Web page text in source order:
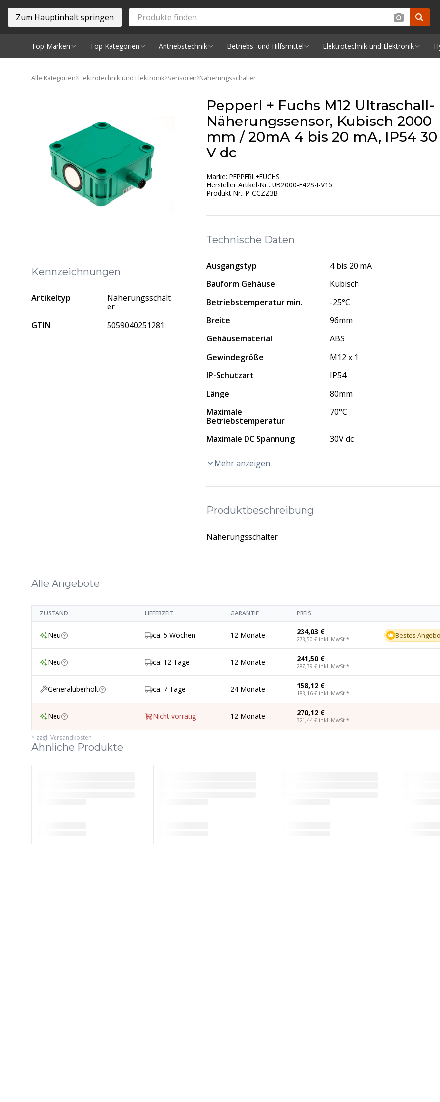
Zum Hauptinhalt springen
Top Marken Top Kategorien Antriebstechnik Betriebs- und Hilfsmittel Elektrotechnik und Elektronik
Alle Kategorien Elektrotechnik und Elektronik Sensoren Näherungsschalter
Pepperl + Fuchs M12 Ultraschall-
Näherungssensor, Kubisch 2000
mm / 20mA 4 bis 20 mA, IP54 30
V dc
Marke:PEPPERL+FUCHS
Hersteller Artikel-Nr.:UB2000-F42S-I-V15
Produkt-Nr.:P-CCZZ3B
Technische Daten
Ausgangstyp
4 bis 20 mA
Bauform Gehäuse
Kubisch
Betriebstemperatur min.
-25°C
Breite
96mm
Gehäusematerial
ABS
Gewindegröße
M12 x 1
IP-Schutzart
IP54
Länge
80mm
Maximale
Betriebstemperatur
70°C
Maximale DC Spannung 30V dc
Mehr anzeigen
Produktbeschreibung
Näherungsschalter
Kennzeichnungen
Artikeltyp
Näherungsschalt
er
GTIN
5059040251281
Alle Angebote
ZUSTAND LIEFERZEIT GARANTIE PREIS
Neu ca. 5 Wochen 12 Monate 234,03 €
278,50 € inkl. MwSt.* Bestes
Neu ca. 12 Tage 12 Monate 241,50 €
287,39 € inkl. MwSt.*
Generalüberholt ca. 7 Tage 24 Monate 158,12 €
188,16 € inkl. MwSt.*
Neu Nicht vorrätig 12 Monate 270,12 €
321,44 € inkl. MwSt.*
* zzgl. Versandkosten
Ähnliche Produkte